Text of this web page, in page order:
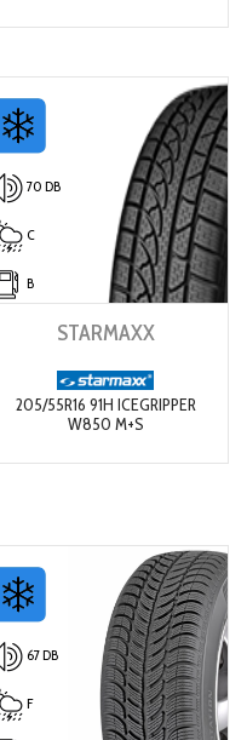
70 DB
C
B
STARMAXX
205/55R16 91H ICEGRIPPER
W850 M+S
67 DB
F